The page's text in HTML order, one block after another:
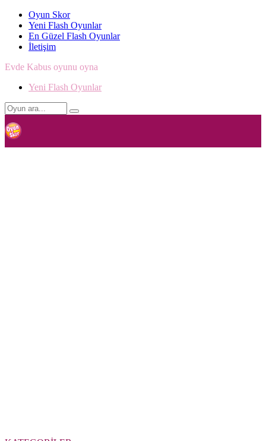
Oyun Skor
Yeni Flash Oyunlar
En Güzel Flash Oyunlar
İletişim
Evde Kabus oyunu oyna
Yeni Flash Oyunlar